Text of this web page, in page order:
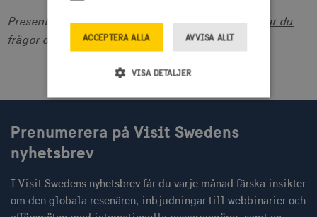
Presentationen är inte tillgänglighetsanpassad.
Har du
frågor om innehållet kontakta oss gärna.
Prenumerera på Visit Swedens
nyhetsbrev
I Visit Swedens nyhetsbrev får du varje månad färska insikter
om den globala resenären, inbjudningar till webbinarier och
ACCEPTERA ALLA AVVISA ALLT
VISA DETALJER
Strikt nödvändigt
Prestanda
webbplatsfunktioner som användarinloggning
och kontohantering men bidrar även till en
säker webbplats. Webbplatsen kan inte